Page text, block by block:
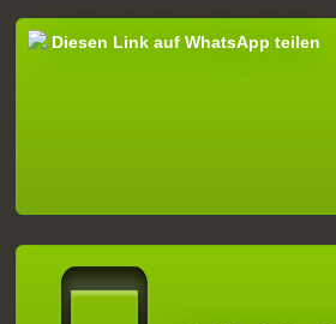
Diesen Link auf WhatsApp teilen